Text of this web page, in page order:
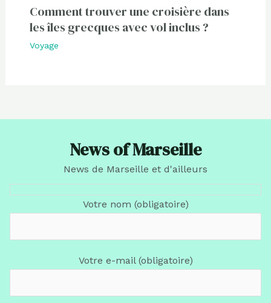
Comment trouver une croisière dans
les îles grecques avec vol inclus ?
Voyage
News of Marseille
News de Marseille et d'ailleurs
Votre nom (obligatoire)
Votre e-mail (obligatoire)